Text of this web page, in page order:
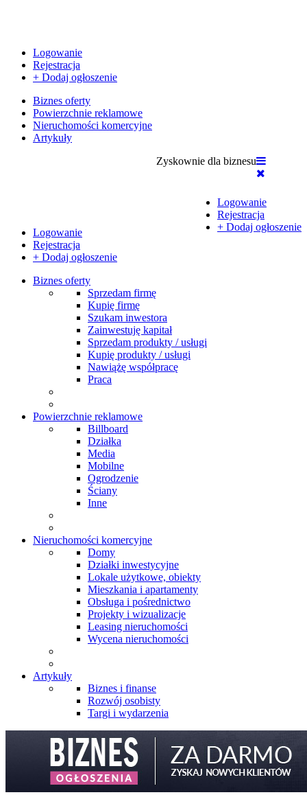
Logowanie
Rejestracja
+ Dodaj ogłoszenie
Biznes oferty
Powierzchnie reklamowe
Nieruchomości komercyjne
Artykuły
Zyskownie dla biznesu
Logowanie
Rejestracja
+ Dodaj ogłoszenie
Logowanie
Rejestracja
+ Dodaj ogłoszenie
Biznes oferty
Sprzedam firmę
Kupię firmę
Szukam inwestora
Zainwestuję kapitał
Sprzedam produkty / usługi
Kupię produkty / usługi
Nawiążę współpracę
Praca
Powierzchnie reklamowe
Billboard
Działka
Media
Mobilne
Ogrodzenie
Ściany
Inne
Nieruchomości komercyjne
Domy
Działki inwestycyjne
Lokale użytkowe, obiekty
Mieszkania i apartamenty
Obsługa i pośrednictwo
Projekty i wizualizacje
Leasing nieruchomości
Wycena nieruchomości
Artykuły
Biznes i finanse
Rozwój osobisty
Targi i wydarzenia